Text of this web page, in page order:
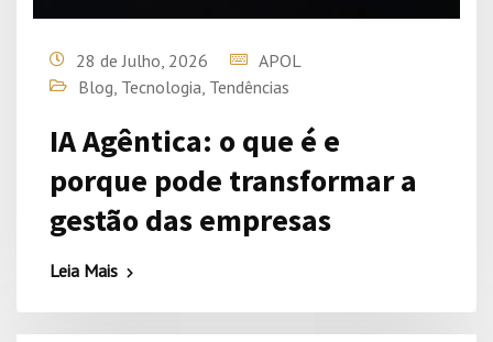
28 de Julho, 2026
APOL
Blog, Tecnologia, Tendências
IA Agêntica: o que é e
porque pode transformar a
gestão das empresas
Leia Mais